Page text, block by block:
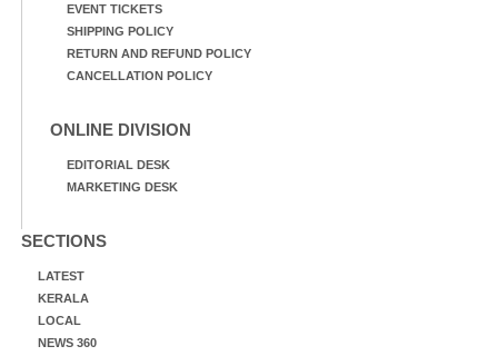
EVENT TICKETS
SHIPPING POLICY
RETURN AND REFUND POLICY
CANCELLATION POLICY
ONLINE DIVISION
EDITORIAL DESK
MARKETING DESK
SECTIONS
LATEST
KERALA
LOCAL
NEWS 360